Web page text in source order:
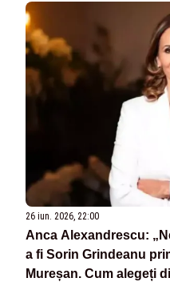
26 iun. 2026, 22:00
Anca Alexandrescu:
a fi Sorin Grindeanu
Mureșan. Cum alegeți